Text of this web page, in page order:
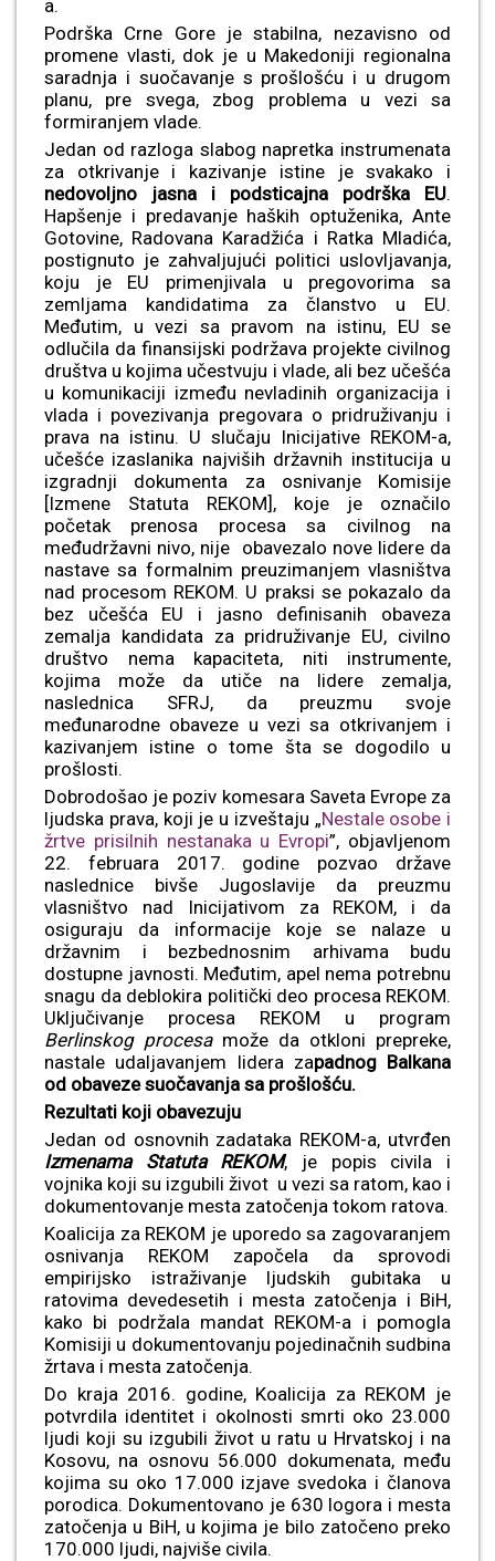
a.
Podrška Crne Gore je stabilna, nezavisno od
promene vlasti, dok je u Makedoniji regionalna
saradnja i suočavanje s prošlošću i u drugom
planu, pre svega, zbog problema u vezi sa
formiranjem vlade.
Jedan od razloga slabog napretka instrumenata
za otkrivanje i kazivanje istine je svakako i
nedovoljno jasna i podsticajna podrška EU.
Hapšenje i predavanje haških optuženika, Ante
Gotovine, Radovana Karadžića i Ratka Mladića,
postignuto je zahvaljujući politici uslovljavanja,
koju je EU primenjivala u pregovorima sa
zemljama kandidatima za članstvo u EU.
Međutim, u vezi sa pravom na istinu, EU se
odlučila da finansijski podržava projekte civilnog
društva u kojima učestvuju i vlade, ali bez učešća
u komunikaciji između nevladinih organizacija i
vlada i povezivanja pregovara o pridruživanju i
prava na istinu. U slučaju Inicijative REKOM-a,
učešće izaslanika najviših državnih institucija u
izgradnji dokumenta za osnivanje Komisije
[Izmene Statuta REKOM], koje je označilo
početak prenosa procesa sa civilnog na
međudržavni nivo, nije obavezalo nove lidere da
nastave sa formalnim preuzimanjem vlasništva
nad procesom REKOM. U praksi se pokazalo da
bez učešća EU i jasno definisanih obaveza
zemalja kandidata za pridruživanje EU, civilno
društvo nema kapaciteta, niti instrumente,
kojima može da utiče na lidere zemalja,
naslednica SFRJ, da preuzmu svoje
međunarodne obaveze u vezi sa otkrivanjem i
kazivanjem istine o tome šta se dogodilo u
prošlosti.
Dobrodošao je poziv komesara Saveta Evrope za
ljudska prava, koji je u izveštaju „Nestale osobe i
žrtve prisilnih nestanaka u Evropi”, objavljenom
22. februara 2017. godine pozvao države
naslednice bivše Jugoslavije da preuzmu
vlasništvo nad Inicijativom za REKOM, i da
osiguraju da informacije koje se nalaze u
državnim i bezbednosnim arhivama budu
dostupne javnosti. Međutim, apel nema potrebnu
snagu da deblokira politički deo procesa REKOM.
Uključivanje procesa REKOM u program
Berlinskog procesamože da otkloni prepreke,
nastale udaljavanjem lidera zapadnog Balkana
od obaveze suočavanja sa prošlošću.
Rezultati koji obavezuju
Jedan od osnovnih zadataka REKOM-a, utvrđen
Izmenama Statuta REKOM, je popis civila i
vojnika koji su izgubili život u vezi sa ratom, kao i
dokumentovanje mesta zatočenja tokom ratova.
Koalicija za REKOM je uporedo sa zagovaranjem
osnivanja REKOM započela da sprovodi
empirijsko istraživanje ljudskih gubitaka u
ratovima devedesetih i mesta zatočenja i BiH,
kako bi podržala mandat REKOM-a i pomogla
Komisiji u dokumentovanju pojedinačnih sudbina
žrtava i mesta zatočenja.
Do kraja 2016. godine, Koalicija za REKOM je
potvrdila identitet i okolnosti smrti oko 23.000
ljudi koji su izgubili život u ratu u Hrvatskoj i na
Kosovu, na osnovu 56.000 dokumenata, među
kojima su oko 17.000 izjave svedoka i članova
porodica. Dokumentovano je 630 logora i mesta
zatočenja u BiH, u kojima je bilo zatočeno preko
170.000 ljudi, najviše civila.